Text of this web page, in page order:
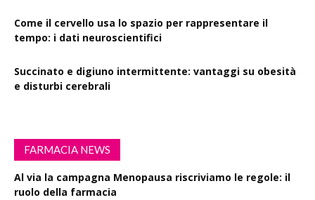
Come il cervello usa lo spazio per rappresentare il
tempo: i dati neuroscientifici
Succinato e digiuno intermittente: vantaggi su obesità
e disturbi cerebrali
FARMACIA NEWS
Al via la campagna Menopausa riscriviamo le regole: il
ruolo della farmacia